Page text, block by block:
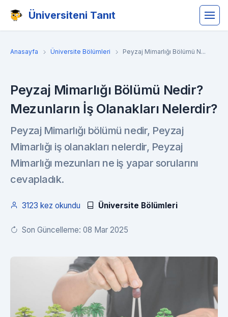
Üniversiteni Tanıt
Anasayfa Üniversite Bölümleri Peyzaj Mimarlığı Bölümü N...
Peyzaj Mimarlığı Bölümü Nedir?
Mezunların İş Olanakları Nelerdir?
Peyzaj Mimarlığı bölümü nedir, Peyzaj
Mimarlığı iş olanakları nelerdir, Peyzaj
Mimarlığı mezunları ne iş yapar sorularını
cevapladık.
3123 kez okundu Üniversite Bölümleri
Son Güncelleme: 08 Mar 2025